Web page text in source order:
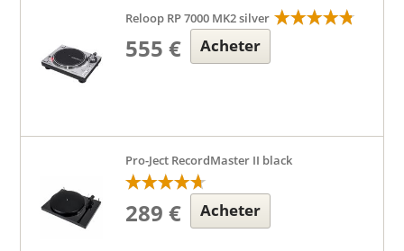
Reloop RP 7000 MK2 silver
555 € Acheter
Pro-Ject RecordMaster II black
289 € Acheter